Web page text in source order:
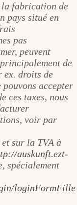
la fabrication de
pays situé en
pas
peuvent
de
ex. droits de
pouvons accepter
ces taxes, nous
voir par
et sur la TVA à
auskunft.ezt-
spécialement
loginFormFille